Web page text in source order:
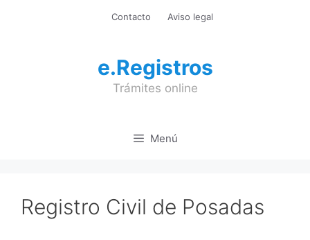
Contacto Aviso legal
e.Registros
Trámites online
Menú
Registro Civil de Posadas